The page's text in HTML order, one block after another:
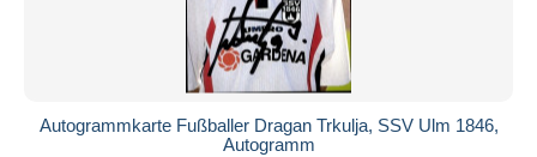
Autogrammkarte Fußballer Dragan Trkulja, SSV Ulm 1846,
Autogramm